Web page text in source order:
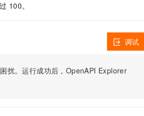
100。
扰。运行成功后，OpenAPI Explorer
调试
秒悟